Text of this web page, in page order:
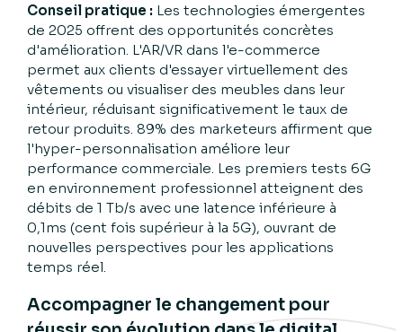
Conseil pratique : Les technologies émergentes
de 2025 offrent des opportunités concrètes
d'amélioration. L'AR/VR dans l'e-commerce
permet aux clients d'essayer virtuellement des
vêtements ou visualiser des meubles dans leur
intérieur, réduisant significativement le taux de
retour produits. 89% des marketeurs affirment que
l'hyper-personnalisation améliore leur
performance commerciale. Les premiers tests 6G
en environnement professionnel atteignent des
débits de 1 Tb/s avec une latence inférieure à
0,1ms (cent fois supérieur à la 5G), ouvrant de
nouvelles perspectives pour les applications
temps réel.
Accompagner le changement pour